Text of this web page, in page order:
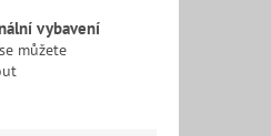
vybavení
můžete